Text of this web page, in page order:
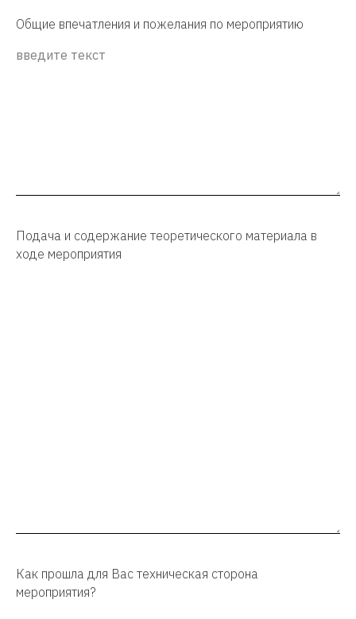
Общие впечатления и пожелания по мероприятию
Подача и содержание теоретического материала в
ходе мероприятия
Как прошла для Вас техническая сторона
мероприятия?